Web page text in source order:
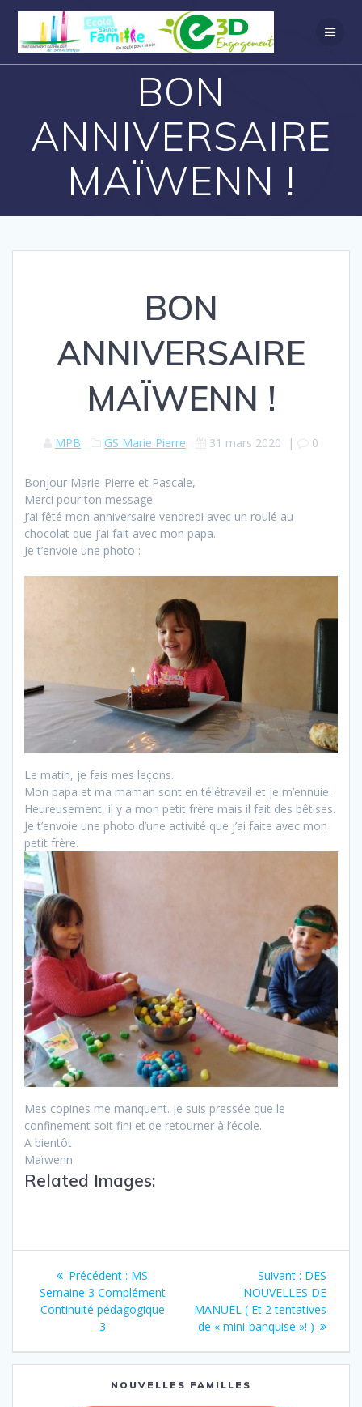
BON
ANNIVERSAIRE
MAÏWENN !
BON
ANNIVERSAIRE
MAÏWENN !
MPB GS Marie Pierre 31 mars 2020 | 0
Bonjour Marie-Pierre et Pascale,
Merci pour ton message.
J’ai fêté mon anniversaire vendredi avec un roulé au
chocolat que j’ai fait avec mon papa.
Je t’envoie une photo :
Le matin, je fais mes leçons.
Mon papa et ma maman sont en télétravail et je m’ennuie.
Heureusement, il y a mon petit frère mais il fait des bêtises.
Je t’envoie une photo d’une activité que j’ai faite avec mon
petit frère.
Mes copines me manquent. Je suis pressée que le
confinement soit fini et de retourner à l’école.
A bientôt
Maïwenn
Related Images:
Précédent : MS
Semaine 3 Complément
Continuité pédagogique
3
Suivant : DES
NOUVELLES DE
MANUEL ( Et 2 tentatives
de « mini-banquise »! )
NOUVELLES FAMILLES